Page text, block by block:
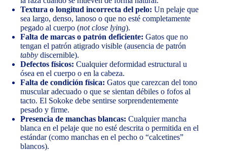
Textura o longitud incorrecta del pelo: Un pelaje que
sea largo, denso, lanoso o que no esté completamente
pegado al cuerpo (not close lying).
Falta de marcas o patrón deficiente: Gatos que no
tengan el patrón atigrado visible (ausencia de patrón
tabby discernible).
Defectos físicos: Cualquier deformidad estructural u
ósea en el cuerpo o en la cabeza.
Falta de condición física: Gatos que carezcan del tono
muscular adecuado o que se sientan débiles o fofos al
tacto. El Sokoke debe sentirse sorprendentemente
pesado y firme.
Presencia de manchas blancas: Cualquier mancha
blanca en el pelaje que no esté descrita o permitida en el
estándar (como manchas en el pecho o “calcetines”
blancos).